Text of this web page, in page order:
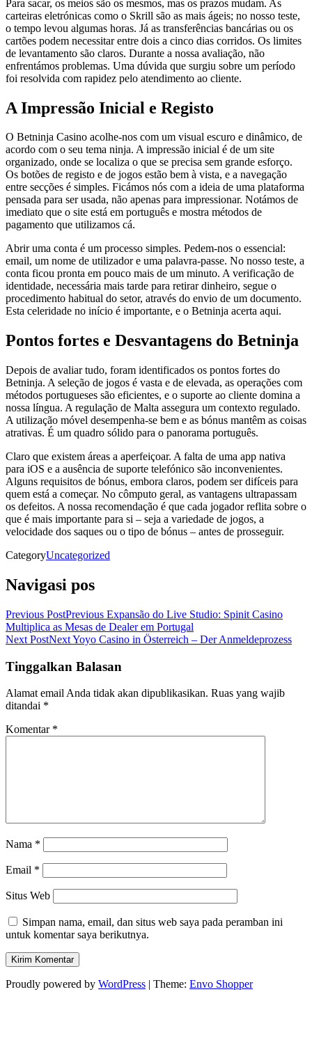
Para sacar, os meios são os mesmos, mas os prazos mudam. As
carteiras eletrónicas como o Skrill são as mais ágeis; no nosso teste,
o tempo levou algumas horas. Já as transferências bancárias ou os
cartões podem necessitar entre dois a cinco dias corridos. Os limites
de levantamento são claros. Durante a nossa avaliação, não
enfrentámos problemas. Uma dúvida que surgiu sobre um período
foi resolvida com rapidez pelo atendimento ao cliente.
A Impressão Inicial e Registo
O Betninja Casino acolhe-nos com um visual escuro e dinâmico, de
acordo com o seu tema ninja. A impressão inicial é de um site
organizado, onde se localiza o que se precisa sem grande esforço.
Os botões de registo e de jogos estão bem à vista, e a navegação
entre secções é simples. Ficámos nós com a ideia de uma plataforma
pensada para ser usada, não apenas para impressionar. Notámos de
imediato que o site está em português e mostra métodos de
pagamento que utilizamos cá.
Abrir uma conta é um processo simples. Pedem-nos o essencial:
email, um nome de utilizador e uma palavra-passe. No nosso teste, a
conta ficou pronta em pouco mais de um minuto. A verificação de
identidade, necessária mais tarde para retirar dinheiro, segue o
procedimento habitual do setor, através do envio de um documento.
Esta celeridade no início é importante, e o Betninja acerta aqui.
Pontos fortes e Desvantagens do Betninja
Depois de avaliar tudo, foram identificados os pontos fortes do
Betninja. A seleção de jogos é vasta e de elevada, as operações com
métodos portugueses são eficientes, e o suporte ao cliente domina a
nossa língua. A regulação de Malta assegura um contexto regulado.
A utilização móvel desempenha-se bem e as bónus mantêm as coisas
atrativas. É um quadro sólido para o panorama português.
Claro que existem áreas a aperfeiçoar. A falta de uma app nativa
para iOS e a ausência de suporte telefónico são inconvenientes.
Alguns requisitos de bónus, embora claros, podem ser difíceis para
quem está a começar. No cômputo geral, as vantagens ultrapassam
os defeitos. A nossa recomendação é que cada jogador reflita sobre o
que é mais importante para si – seja a variedade de jogos, a
velocidade dos saques ou o tipo de bónus – antes de prosseguir.
CategoryUncategorized
Navigasi pos
Previous PostPrevious Expansão do Live Studio: Spinit Casino
Multiplica as Mesas de Dealer em Portugal
Next PostNextYoyo Casino in Österreich – Der Anmeldeprozess
Tinggalkan Balasan
Alamat email Anda tidak akan dipublikasikan. Ruas yang wajib
ditandai *
Komentar *
Nama *
Email *
Situs Web
Simpan nama, email, dan situs web saya pada peramban ini
untuk komentar saya berikutnya.
Proudly powered by WordPress Theme: Envo Shopper